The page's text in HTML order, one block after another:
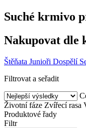
Suché krmivo
Nakupovat dle
Štěňata Junioři Dospělí
Filtrovat a seřadit
Životní fáze Zvířecí rasa
Produktové řady
Filtr